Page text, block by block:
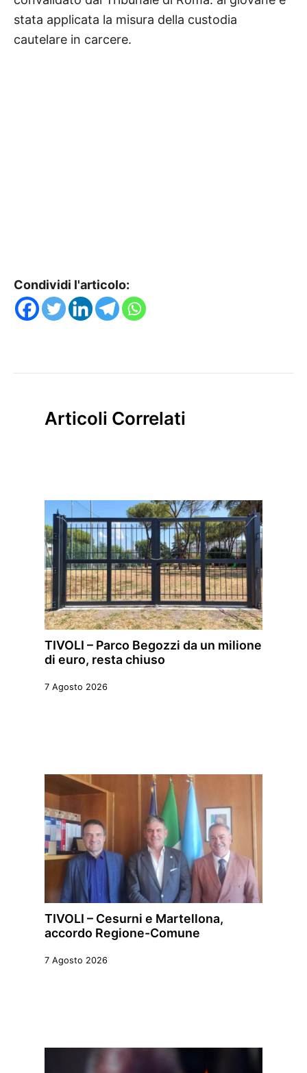
stata applicata la misura della custodia
cautelare in carcere.
Condividi l'articolo:
Articoli Correlati
TIVOLI – Parco Begozzi da un milione
di euro, resta chiuso
7 Agosto 2026
TIVOLI – Cesurni e Martellona,
accordo Regione-Comune
7 Agosto 2026